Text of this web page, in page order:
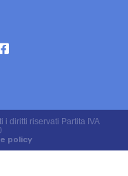
i diritti riservati Partita IVA
policy